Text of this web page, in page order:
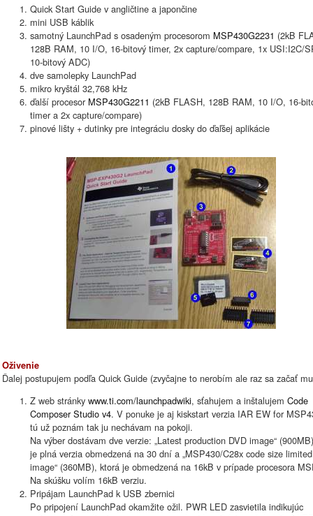
Quick Start Guide v angličtine a japončine
mini USB káblik
samotný LaunchPad s osadeným procesorom MSP430G2231 (2kB
128B RAM, 10 I/O, 16-bitový timer, 2x capture/compare, 1x USI:I2C/
10-bitový ADC)
dve samolepky LaunchPad
mikro kryštál 32,768 kHz
ďalší procesor MSP430G2211 (2kB FLASH, 128B RAM, 10 I/O, 16-
timer a 2x capture/compare)
pinové lišty + dutinky pre integráciu dosky do ďaľšej aplikácie
Oživenie
Ďalej postupujem podľa Quick Guide (zvyčajne to nerobím ale raz sa začať
Z web stránky www.ti.com/launchpadwiki, sťahujem a inštalujem Code
Composer Studio v4. V ponuke je aj kiskstart verzia IAR EW for
tú už poznám tak ju nechávam na pokoji.
Na výber dostávam dve verzie: „Latest production DVD image“
je plná verzia obmedzená na 30 dní a „MSP430/C28x code size limited
image“ (360MB), ktorá je obmedzená na 16kB v prípade procesora
Na skúšku volím 16kB verziu.
Pripájam LaunchPad k USB zbernici
Po pripojení LaunchPad okamžite ožil. PWR LED zasvietila indikujúc